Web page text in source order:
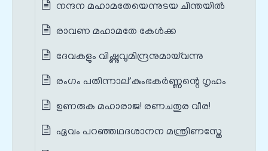
നന്ദന മഹാമതേയെന്നുടയ ചിന്തയിൽ
രാവണ മഹാമതേ കേൾക്ക
ദേവകളും വിഷ്ണുവുമിന്ദ്രനുമായ്‌വന്നു
രംഗം പതിന്നാല് കുംഭകർണ്ണന്റെ ഗൃഹം
ഉണരുക മഹാരാജ! രണചതുര വീര!
ഏവം പറഞ്ഞഥദശാനന മന്ത്രിണസ്തേ